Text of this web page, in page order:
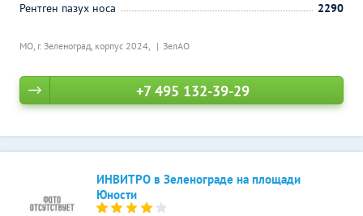
МО, г. Зеленоград, корпус 2024, ЗелАО
Рентген пазух носа
2290
+7 495 132-39-29
ИНВИТРО в Зеленограде на площади
Юности